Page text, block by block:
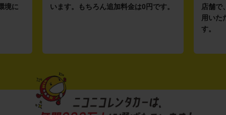
境に
います。もちろん追加料金は0円です。
店舗で
用いた
す。